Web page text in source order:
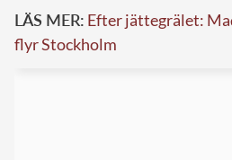
LÄS MER: Efter jättegrälet:
flyr Stockholm